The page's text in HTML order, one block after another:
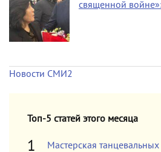
священной
Новости СМИ2
Топ-5 статей этого месяца
Мастерская танцевальных